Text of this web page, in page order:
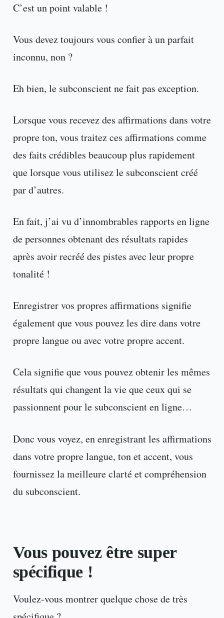
C’est un point valable !
Vous devez toujours vous confier à un parfait
inconnu, non ?
Eh bien, le subconscient ne fait pas exception.
Lorsque vous recevez des affirmations dans votre
propre ton, vous traitez ces affirmations comme
des faits crédibles beaucoup plus rapidement
que lorsque vous utilisez le subconscient créé
par d’autres.
En fait, j’ai vu d’innombrables rapports en ligne
de personnes obtenant des résultats rapides
après avoir recréé des pistes avec leur propre
tonalité !
Enregistrer vos propres affirmations signifie
également que vous pouvez les dire dans votre
propre langue ou avec votre propre accent.
Cela signifie que vous pouvez obtenir les mêmes
résultats qui changent la vie que ceux qui se
passionnent pour le subconscient en ligne…
Donc vous voyez, en enregistrant les affirmations
dans votre propre langue, ton et accent, vous
fournissez la meilleure clarté et compréhension
du subconscient.
Vous pouvez être super
spécifique !
Voulez-vous montrer quelque chose de très